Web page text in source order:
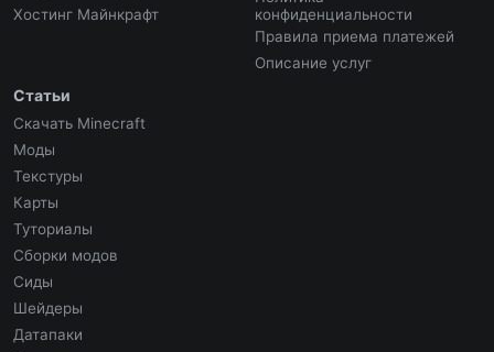
Хостинг Майнкрафт
конфиденциальности
Правила приема платежей
Описание услуг
Статьи
Скачать Minecraft
Моды
Текстуры
Карты
Туториалы
Сборки модов
Сиды
Шейдеры
Датапаки